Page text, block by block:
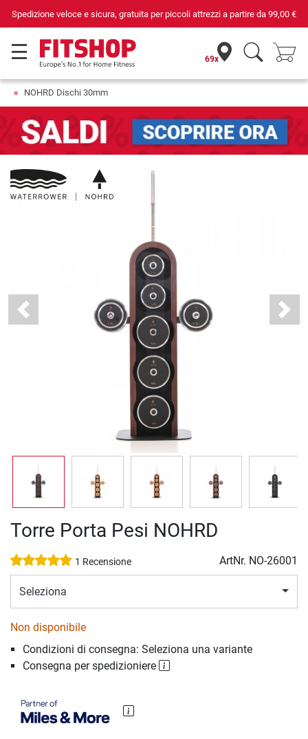
Spedizione veloce e sicura, gratuita per piccoli attrezzi a partire da 99,00 €
69x
NOHRD Dischi 30mm
Previous Next
Torre Porta Pesi NOHRD
1 Recensione ArtNr. NO-26001
Seleziona
Non disponibile
Condizioni di consegna: Seleziona una variante
Consegna per spedizioniere